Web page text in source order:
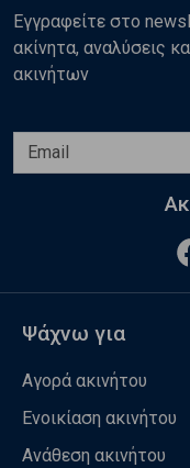
Εγγραφείτε στο
ακίνητα, αναλύσεις
ακινήτων
Ψάχνω για
Αγορά ακινήτου
Ενοικίαση ακινήτου
Ανάθεση ακινήτου